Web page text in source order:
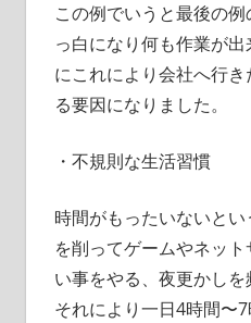
この例でいうと最後の
っ白になり何も作業が
にこれにより会社へ行
る要因になりました。
・不規則な生活習慣
時間がもったいないと
を削ってゲームやネッ
い事をやる、夜更かしを
それにより一日4時間〜